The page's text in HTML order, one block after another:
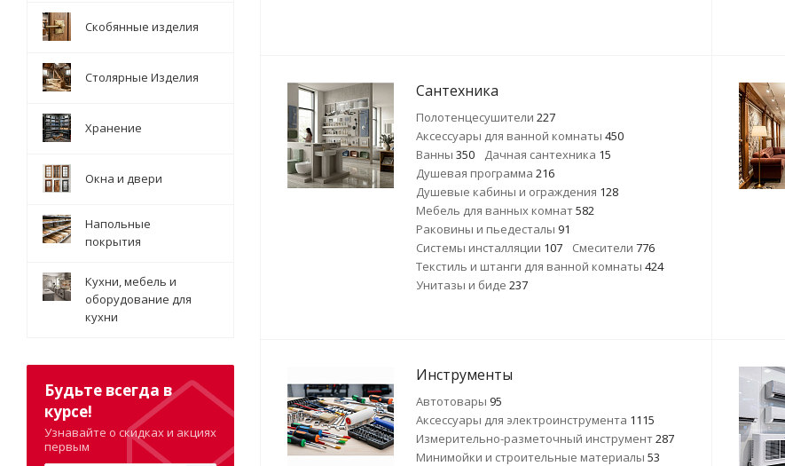
Сантехника
Полотенцесушители 227
Аксессуары для ванной комнаты 450
Ванны 350 Дачная сантехника 15
Душевая программа 216
Душевые кабины и ограждения 128
Мебель для ванных комнат582
Раковины и пьедесталы 91
Системы инсталляции 107 Смесители 776
Текстиль и штанги для ванной комнаты 424
Унитазы и биде 237
Инструменты
Автотовары 95
Аксессуары для электроинструмента 1115
Измерительно-разметочный инструмент287
Минимойки и строительные материалы 53
Скобянные изделия
Столярные Изделия
Хранение
Окна и двери
Напольные
покрытия
Кухни, мебель и
оборудование для
кухни
Будьте всегда в
курсе!
Узнавайте о скидках и акциях
первым